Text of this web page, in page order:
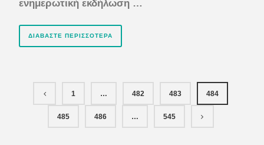
ενημερωτική εκδήλωση …
ΔΙΑΒΆΣΤΕ ΠΕΡΙΣΣΌΤΕΡΑ
1 … 482 483 484
485 486 … 545